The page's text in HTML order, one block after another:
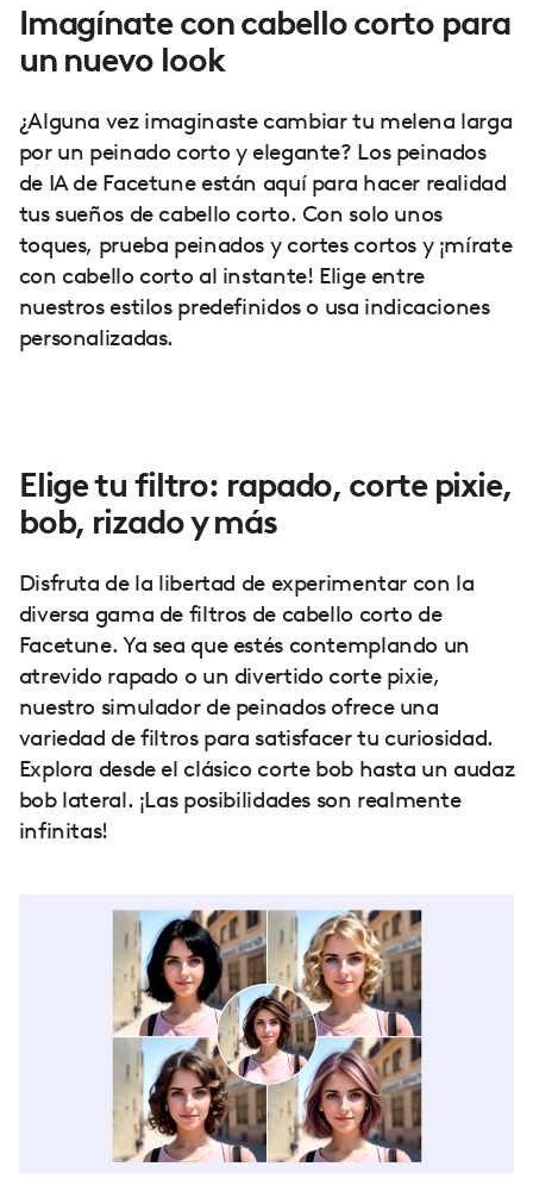
Imagínate con cabello corto para
un nuevo look
¿Alguna vez imaginaste cambiar tu melena larga
por un peinado corto y elegante? Los peinados
de IA de Facetune están aquí para hacer realidad
tus sueños de cabello corto. Con solo unos
toques, prueba peinados y cortes cortos y ¡mírate
con cabello corto al instante! Elige entre
nuestros estilos predefinidos o usa indicaciones
personalizadas.
Elige tu filtro: rapado, corte pixie,
bob, rizado y más
Disfruta de la libertad de experimentar con la
diversa gama de filtros de cabello corto de
Facetune. Ya sea que estés contemplando un
atrevido rapado o un divertido corte pixie,
nuestro simulador de peinados ofrece una
variedad de filtros para satisfacer tu curiosidad.
Explora desde el clásico corte bob hasta un audaz
bob lateral. ¡Las posibilidades son realmente
infinitas!